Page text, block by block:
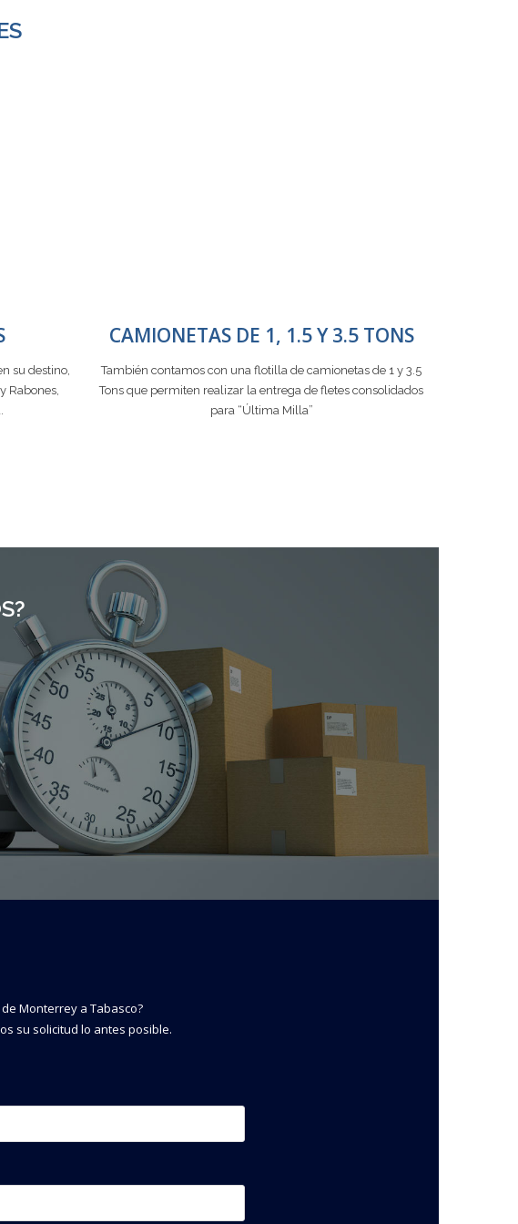
su destino,
Rabones,
CAMIONETAS DE 1, 1.5 Y 3.5 TONS
También contamos con una flotilla de camionetas de 1 y 3.5
Tons que permiten realizar la entrega de fletes consolidados
para “Última Milla”
Monterrey a Tabasco?
su solicitud lo antes posible.